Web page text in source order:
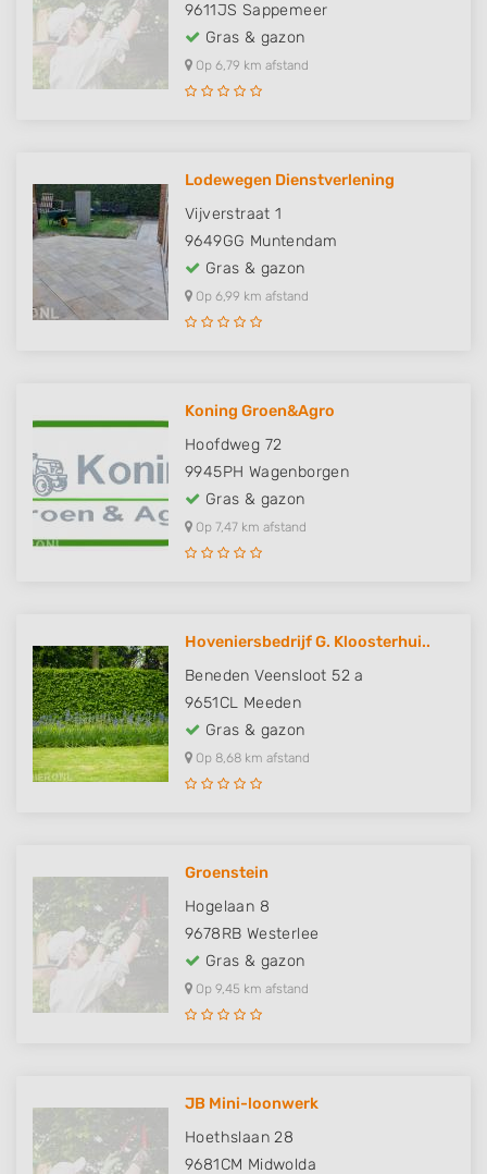
9611JS Sappemeer
Gras & gazon
Op 6,79 km afstand
Lodewegen Dienstverlening
Vijverstraat 1
9649GG Muntendam
Gras & gazon
Op 6,99 km afstand
Koning Groen&Agro
Hoofdweg 72
9945PH Wagenborgen
Gras & gazon
Op 7,47 km afstand
Hoveniersbedrijf G. Kloosterhui..
Beneden Veensloot 52 a
9651CL Meeden
Gras & gazon
Op 8,68 km afstand
Groenstein
Hogelaan 8
9678RB Westerlee
Gras & gazon
Op 9,45 km afstand
JB Mini-loonwerk
Hoethslaan 28
9681CM Midwolda